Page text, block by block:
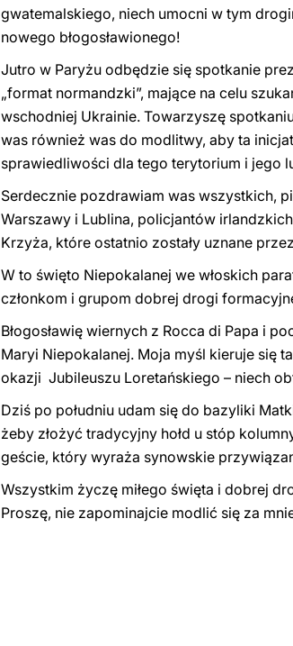
gwatemalskiego, niech umocni w tym
nowego błogosławionego!
Jutro w Paryżu odbędzie się spotkanie
„format normandzki”, mające na celu
wschodniej Ukrainie. Towarzyszę
was również was do modlitwy, aby ta
sprawiedliwości dla tego terytorium i jego
Serdecznie pozdrawiam was wszystkich,
Warszawy i Lublina, policjantów
Krzyża, które ostatnio zostały uznane
W to święto Niepokalanej we włoskich
członkom i grupom dobrej drogi
Błogosławię wiernych z Rocca di Papa i
Maryi Niepokalanej. Moja myśl kieruje się
okazji Jubileuszu Loretańskiego – niech
Dziś po południu udam się do bazyliki
żeby złożyć tradycyjny hołd u stóp
geście, który wyraża synowskie
Wszystkim życzę miłego święta i dobrej
Proszę, nie zapominajcie modlić się za